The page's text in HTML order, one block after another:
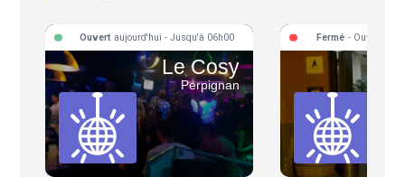
Le Cosy
Perpignan
Ouvert aujourd'hui - Jusqu'à 06h00 Fermé - Ouvre